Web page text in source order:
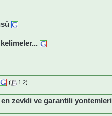
( 1 2)
zevkli ve garantili yontemleri